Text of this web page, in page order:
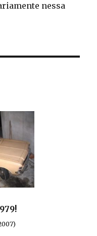
nessa